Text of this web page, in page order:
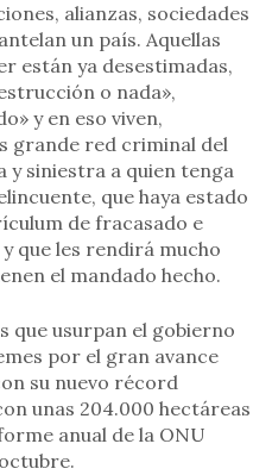
alianzas, sociedades
un país. Aquellas
están ya desestimadas,
o nada»,
y en eso viven,
grande red criminal del
y siniestra a quien tenga
que haya estado
de fracasado e
que les rendirá mucho
el mandado hecho.
que usurpan el gobierno
por el gran avance
su nuevo récord
unas 204.000 hectáreas
anual de la ONU